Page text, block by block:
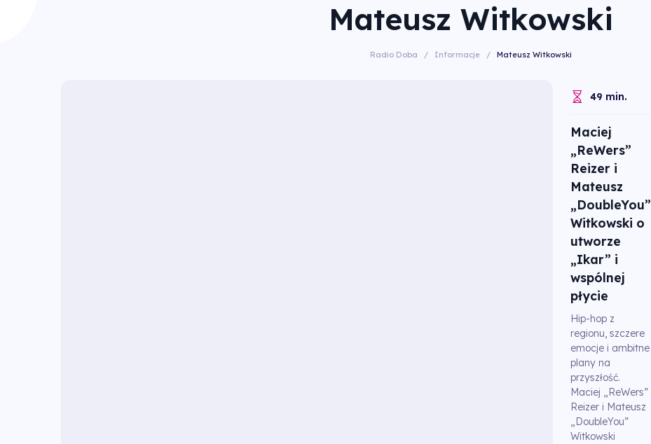
Mateusz Witkowski
Radio Doba / Informacje / Mateusz Witkowski
49 min.
Maciej
„ReWers”
Reizer i
Mateusz
„DoubleYou”
Witkowski o
utworze
„Ikar” i
wspólnej
płycie
Hip-hop z
regionu, szczere
emocje i ambitne
plany na
przyszłość.
Maciej „ReWers”
Reizer i Mateusz
„DoubleYou”
Witkowski